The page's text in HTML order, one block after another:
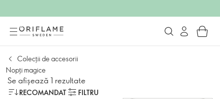
Colecții de accesorii
Nopți magice
Se afișează 1 rezultate
RECOMANDAT
FILTRU